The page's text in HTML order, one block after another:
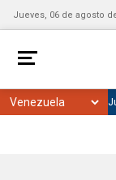
Jueves, 06 de agosto